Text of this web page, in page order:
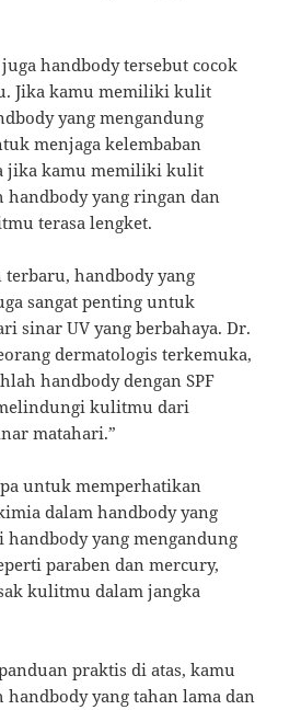
handbody tersebut cocok
Jika kamu memiliki kulit
yang mengandung
menjaga kelembaban
jika kamu memiliki kulit
yang ringan dan
terasa lengket.
handbody yang
sangat penting untuk
sinar UV yang berbahaya. Dr.
dermatologis terkemuka,
handbody dengan SPF
kulitmu dari
matahari.”
untuk memperhatikan
dalam handbody yang
yang mengandung
paraben dan mercury,
kulitmu dalam jangka
praktis di atas, kamu
yang tahan lama dan